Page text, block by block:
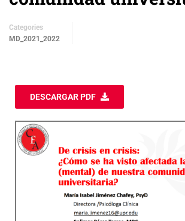
Categories
MD_2021_2022
DESCARGAR PDF